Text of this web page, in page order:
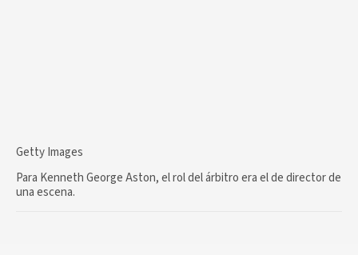
Getty Images
Para Kenneth George Aston, el rol del árbitro era el de director de
una escena.